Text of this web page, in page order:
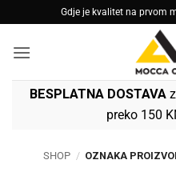
to
content
Gdje je kvalitet na prvom
BESPLATNA DOSTAVA
preko 150
SHOP / OZNAKA